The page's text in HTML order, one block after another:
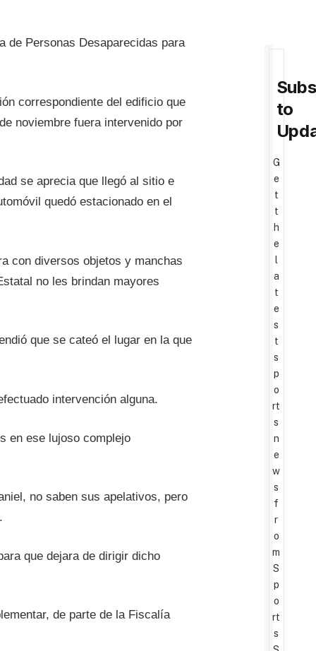
de Personas Desaparecidas para
correspondiente del edificio que
noviembre fuera intervenido por
se aprecia que llegó al sitio e
quedó estacionado en el
con diversos objetos y manchas
no les brindan mayores
que se cateó el lugar en la que
intervención alguna.
en ese lujoso complejo
no saben sus apelativos, pero
que dejara de dirigir dicho
de parte de la Fiscalía
to
G
e
t
t
h
e
l
a
t
e
s
t
s
p
o
rt
s
n
e
w
s
f
r
o
m
S
p
o
rt
s